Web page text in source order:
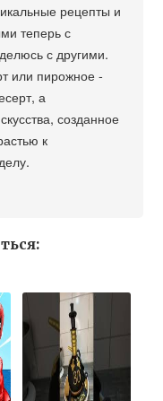
рецепты и
теперь с
с другими.
или пирожное -
а
созданное
к